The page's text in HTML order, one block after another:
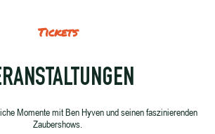
Tickets
Momente mit Ben Hyven und seinen faszinierenden
Zaubershows.